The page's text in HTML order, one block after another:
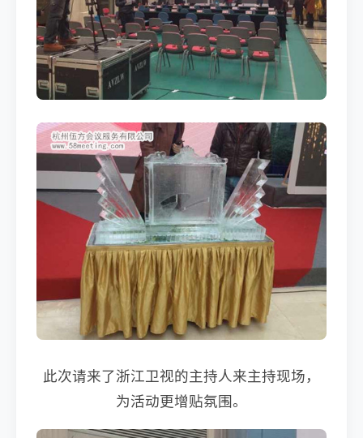
此次请来了浙江卫视的主持人来主持现场，
为活动更增贴氛围。